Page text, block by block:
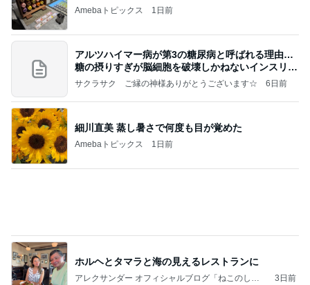
Amebaトピックス 1日前
アルツハイマー病が第3の糖尿病と呼ばれる理由…
糖の摂りすぎが脳細胞を破壊しかねないインスリン
の恐
サクラサク ご縁の神様ありがとうございます☆ 6日前
細川直美 蒸し暑さで何度も目が覚めた
Amebaトピックス 1日前
ホルヘとタマラと海の見えるレストランに
アレクサンダー オフィシャルブログ「ねこのしっ
3日前